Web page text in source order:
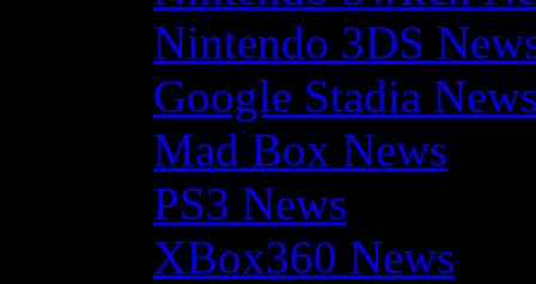
Nintendo 3DS
Google Stadia
Mad Box News
PS3 News
XBox360 News